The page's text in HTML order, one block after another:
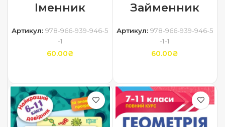
Іменник
Артикул:978-966-939-946-5
-1
60.00₴
Займенник
Артикул: 978-966-939-946-5
-1-1
60.00₴